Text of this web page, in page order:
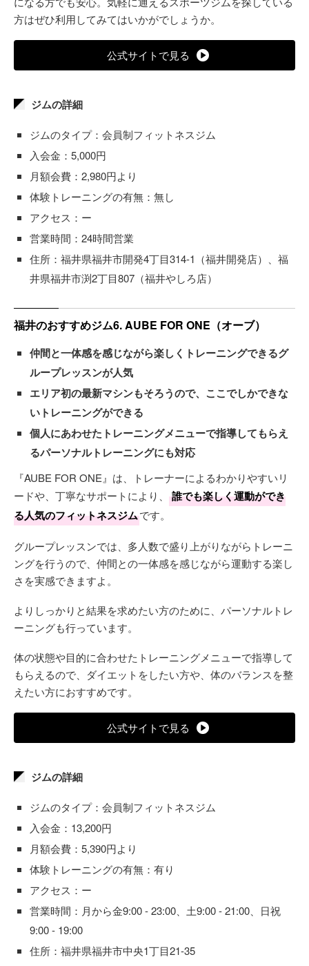
方はぜひ利用してみてはいかがでしょうか。
公式サイトで見る
ジムの詳細
ジムのタイプ：会員制フィットネスジム
入会金：5,000円
月額会費：2,980円より
体験トレーニングの有無：無し
アクセス：ー
営業時間：24時間営業
住所：福井県福井市開発4丁目314-1（福井開発店）、福
井県福井市渕2丁目807（福井やしろ店）
福井のおすすめジム6. AUBE FOR ONE（オーブ）
仲間と一体感を感じながら楽しくトレーニングできるグ
ループレッスンが人気
エリア初の最新マシンもそろうので、ここでしかできな
いトレーニングができる
個人にあわせたトレーニングメニューで指導してもらえ
るパーソナルトレーニングにも対応
『AUBE FOR ONE』は、トレーナーによるわかりやすいリ
ードや、丁寧なサポートにより、
誰でも楽しく運動ができ
る人気のフィットネスジムです。
グループレッスンでは、多人数で盛り上がりながらトレーニ
ングを行うので、仲間との一体感を感じながら運動する楽し
さを実感できますよ。
よりしっかりと結果を求めたい方のために、パーソナルトレ
ーニングも行っています。
体の状態や目的に合わせたトレーニングメニューで指導して
もらえるので、ダイエットをしたい方や、体のバランスを整
えたい方におすすめです。
公式サイトで見る
ジムの詳細
ジムのタイプ：会員制フィットネスジム
入会金：13,200円
月額会費：5,390円より
体験トレーニングの有無：有り
アクセス：ー
営業時間：月から金9:00 - 23:00、土9:00 - 21:00、日祝
9:00 - 19:00
住所：福井県福井市中央1丁目21-35